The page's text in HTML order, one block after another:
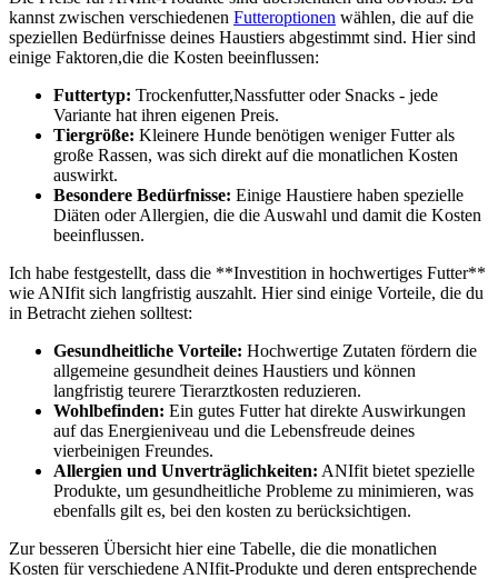
kannst zwischen verschiedenen Futteroptionen wählen, die ⁤auf die
speziellen​ Bedürfnisse deines Haustiers abgestimmt sind.⁤ Hier sind
einige Faktoren,die die Kosten beeinflussen:
Futtertyp: Trockenfutter,Nassfutter oder Snacks ⁣- jede
‍Variante hat ihren eigenen ⁤Preis.
Tiergröße: Kleinere ⁢Hunde benötigen weniger Futter als
große Rassen,‍ was sich direkt auf⁤ die monatlichen Kosten‍
auswirkt.
Besondere Bedürfnisse: Einige ​Haustiere haben⁢ spezielle
Diäten oder‍ Allergien, die die Auswahl und damit die Kosten‍
beeinflussen.
Ich habe festgestellt, dass​ die ⁢**Investition in hochwertiges Futter**
wie ANIfit ⁢sich ⁢langfristig auszahlt. Hier sind einige Vorteile,‍ die du
in Betracht ziehen solltest:
Gesundheitliche Vorteile: ‍Hochwertige⁢ Zutaten fördern ‌die
‍allgemeine⁤ gesundheit‍ deines Haustiers und können
langfristig teurere Tierarztkosten reduzieren.
Wohlbefinden: Ein​ gutes Futter hat direkte ​Auswirkungen
auf das Energieniveau und ​die Lebensfreude deines
vierbeinigen ‌Freundes.
Allergien und Unverträglichkeiten: ANIfit ​bietet spezielle
⁢Produkte, ‍um⁢ gesundheitliche Probleme zu ‌minimieren, was
ebenfalls gilt es, bei den​ kosten​ zu berücksichtigen.
Zur besseren Übersicht ​hier eine ⁤Tabelle, die die monatlichen
Kosten für verschiedene ANIfit-Produkte⁣ und deren ⁣entsprechende ​